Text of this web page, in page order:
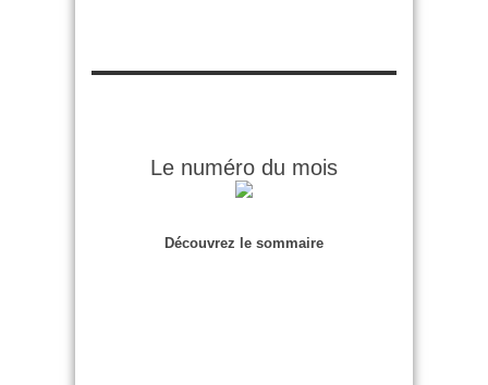
Le numéro du mois
Découvrez le sommaire